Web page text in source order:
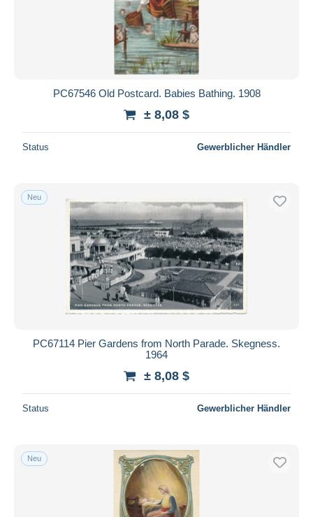
PC67546 Old Postcard. Babies Bathing. 1908
± 8,08 $
Status Gewerblicher Händler
Neu
PC67114 Pier Gardens from North Parade. Skegness.
1964
± 8,08 $
Status Gewerblicher Händler
Neu